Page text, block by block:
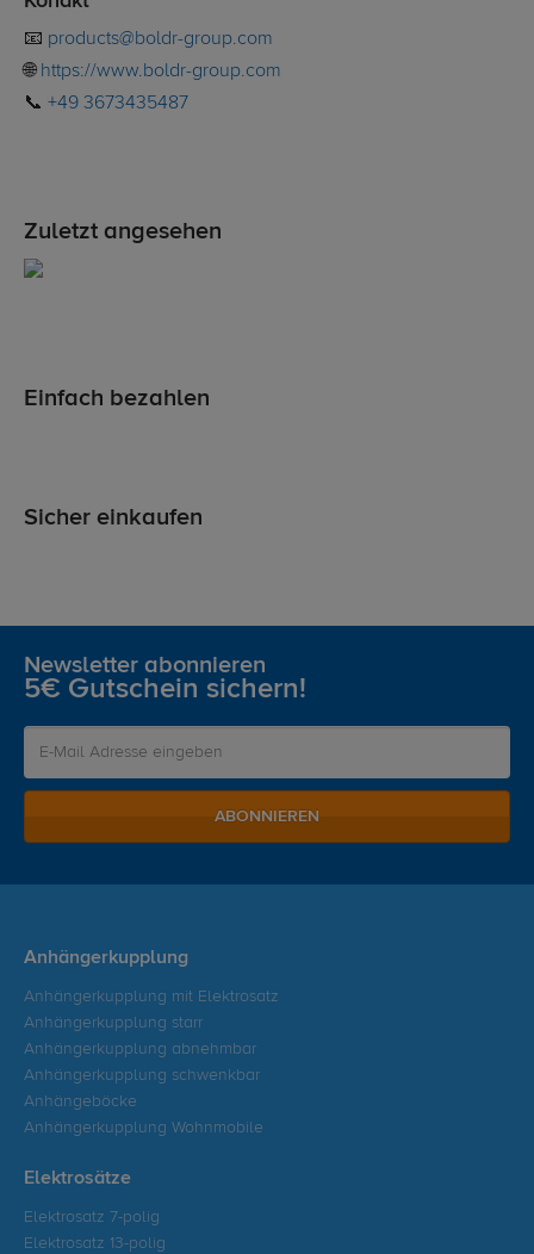
📧 products@boldr-group.com
🌐 https://www.boldr-group.com
📞 +49 3673435487
Zuletzt angesehen
Einfach bezahlen
Sicher einkaufen
Newsletter abonnieren
5€ Gutschein sichern!
ABONNIEREN
Anhängerkupplung
Anhängerkupplung mit Elektrosatz
Anhängerkupplung starr
Anhängerkupplung abnehmbar
Anhängerkupplung schwenkbar
Anhängeböcke
Anhängerkupplung Wohnmobile
Elektrosätze
Elektrosatz 7-polig
Elektrosatz 13-polig